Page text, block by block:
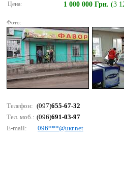
Цена: 1 000 000 Грн. (3
Фото:
Телефон: (097)655-67-32
Тел. моб.: (096)691-03-97
E-mail:
096***@uкr.nеt